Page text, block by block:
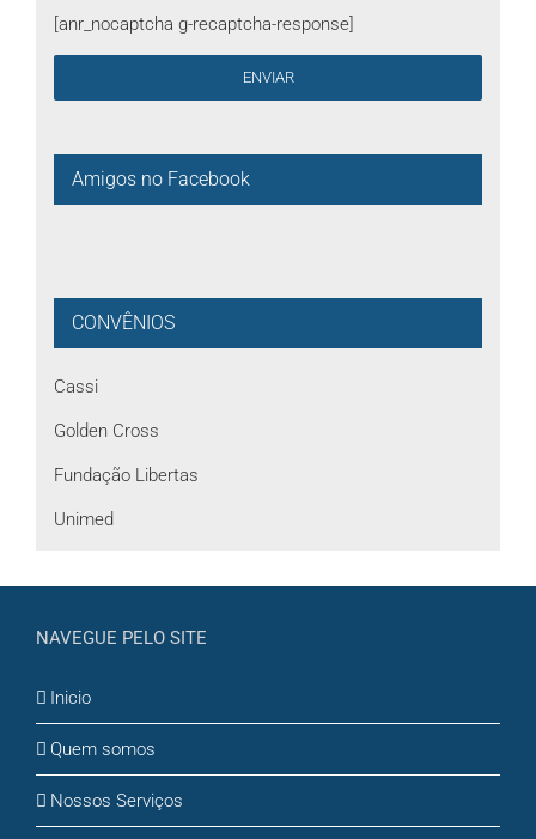
[anr_nocaptcha g-recaptcha-response]
Amigos no Facebook
CONVÊNIOS
Cassi
Golden Cross
Fundação Libertas
Unimed
NAVEGUE PELO SITE
Inicio
Quem somos
Nossos Serviços